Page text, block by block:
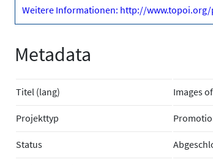
Weitere Informationen: http://
Metadata
Titel (lang) Images
Projekttyp
Status